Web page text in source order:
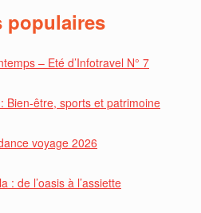
populaires
– Eté d’Infotravel N° 7
Bien-être, sports et patrimoine
voyage 2026
: de l’oasis à l’assiette